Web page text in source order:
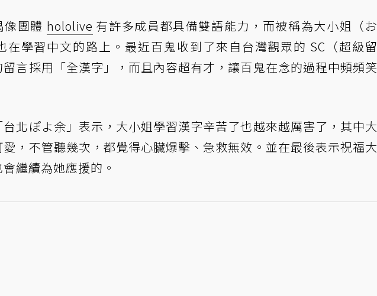
像團體 hololive 有許多成員都具備雙語能力，而被稱為大小姐（お
在學習中文的路上。最近百鬼收到了來自台灣觀眾的 SC（超級留
言採用「全漢字」，而且內容超有才，讓百鬼在念的過程中頻頻笑
北ぽよ余」表示，大小姐學習漢字辛苦了也越來越厲害了，其中大
，不管聽幾次，都覺得心臟爆擊、急救無效。並在最後表示祝福大
繼續為她應援的。